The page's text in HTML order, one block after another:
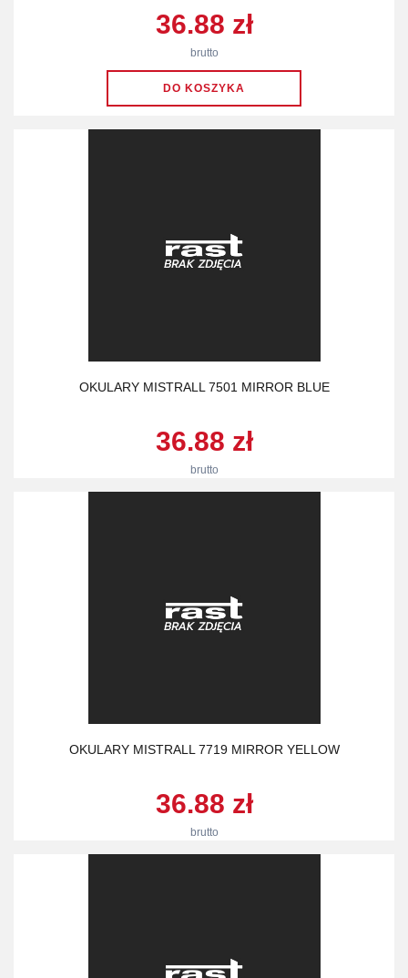
36.88 zł
brutto
OKULARY MISTRALL 7501 MIRROR BLUE
36.88 zł
brutto
OKULARY MISTRALL 7719 MIRROR YELLOW
36.88 zł
brutto